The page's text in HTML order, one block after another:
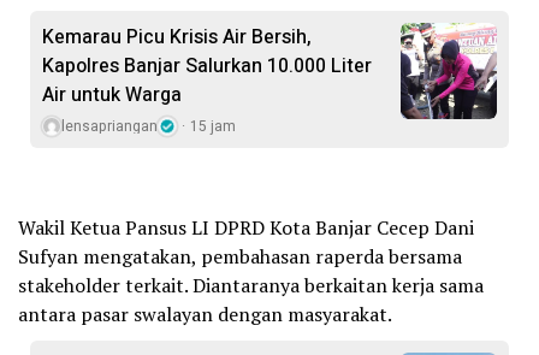
Kemarau Picu Krisis Air Bersih,
Kapolres Banjar Salurkan 10.000 Liter
Air untuk Warga
lensapriangan 15 jam
Wakil Ketua Pansus LI DPRD Kota Banjar Cecep Dani
Sufyan mengatakan, pembahasan raperda bersama
stakeholder terkait. Diantaranya berkaitan kerja sama
antara pasar swalayan dengan masyarakat.